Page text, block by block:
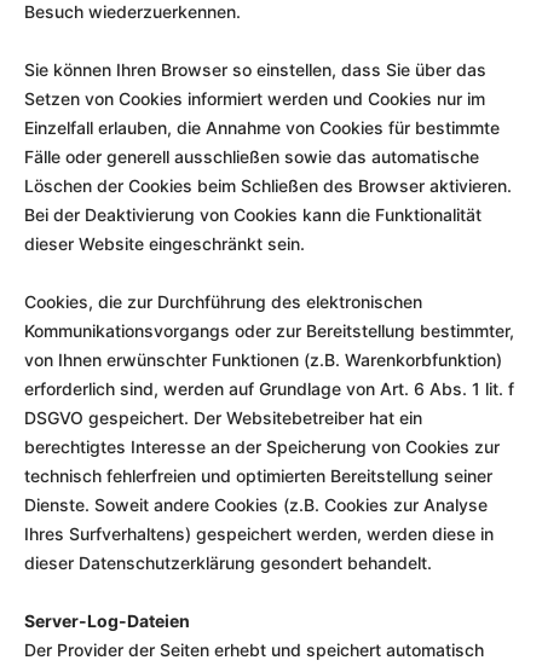
Besuch wiederzuerkennen.
Sie können Ihren Browser so einstellen, dass Sie über das
Setzen von Cookies informiert werden und Cookies nur im
Einzelfall erlauben, die Annahme von Cookies für bestimmte
Fälle oder generell ausschließen sowie das automatische
Löschen der Cookies beim Schließen des Browser aktivieren.
Bei der Deaktivierung von Cookies kann die Funktionalität
dieser Website eingeschränkt sein.
Cookies, die zur Durchführung des elektronischen
Kommunikationsvorgangs oder zur Bereitstellung bestimmter,
von Ihnen erwünschter Funktionen (z.B. Warenkorbfunktion)
erforderlich sind, werden auf Grundlage von Art. 6 Abs. 1 lit. f
DSGVO gespeichert. Der Websitebetreiber hat ein
berechtigtes Interesse an der Speicherung von Cookies zur
technisch fehlerfreien und optimierten Bereitstellung seiner
Dienste. Soweit andere Cookies (z.B. Cookies zur Analyse
Ihres Surfverhaltens) gespeichert werden, werden diese in
dieser Datenschutzerklärung gesondert behandelt.
Server-Log-Dateien
Der Provider der Seiten erhebt und speichert automatisch